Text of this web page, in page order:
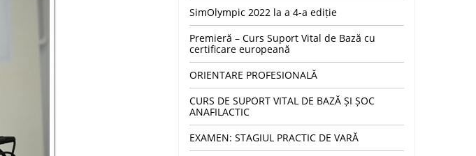
SimOlympic 2022 la a 4-a ediție
Premieră – Curs Suport Vital de Bază cu
certificare europeană
ORIENTARE PROFESIONALĂ
CURS DE SUPORT VITAL DE BAZĂ ȘI ȘOC
ANAFILACTIC
EXAMEN: STAGIUL PRACTIC DE VARĂ